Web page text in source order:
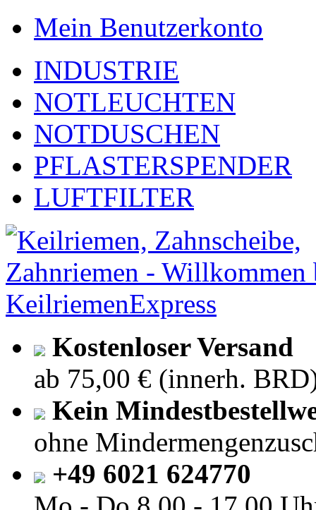
Mein Benutzerkonto
INDUSTRIE
NOTLEUCHTEN
NOTDUSCHEN
PFLASTERSPENDER
LUFTFILTER
Kostenloser Versand
ab 75,00 € (innerh.
Kein
ohne
+49 6021 624770